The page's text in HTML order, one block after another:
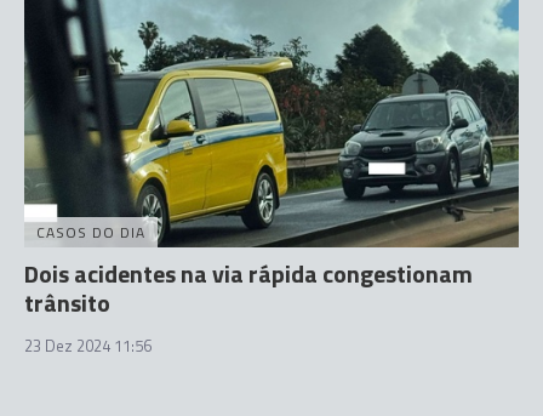
CASOS DO DIA
Dois acidentes na via rápida congestionam
trânsito
23 Dez 2024 11:56